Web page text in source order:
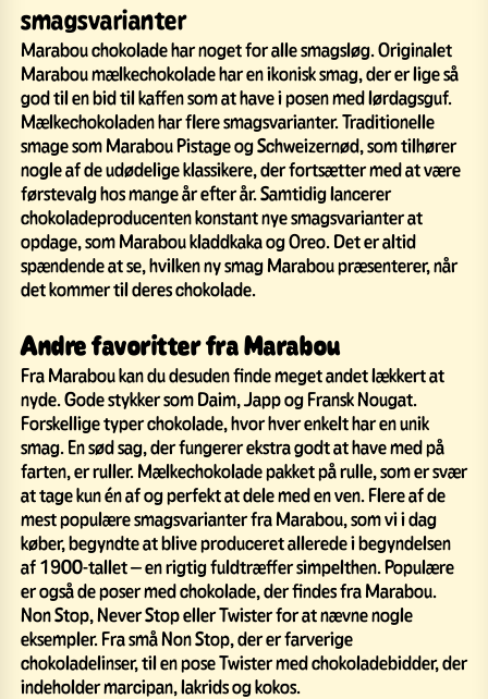
smagsvarianter
Marabou chokolade har noget for alle smagsløg. Originalet
Marabou mælkechokolade har en ikonisk smag, der er lige så
god til en bid til kaffen som at have i posen med lørdagsguf.
Mælkechokoladen har flere smagsvarianter. Traditionelle
smage som Marabou Pistage og Schweizernød, som tilhører
nogle af de udødelige klassikere, der fortsætter med at være
førstevalg hos mange år efter år. Samtidig lancerer
chokoladeproducenten konstant nye smagsvarianter at
opdage, som Marabou kladdkaka og Oreo. Det er altid
spændende at se, hvilken ny smag Marabou præsenterer, når
det kommer til deres chokolade.
Andre favoritter fra Marabou
Fra Marabou kan du desuden finde meget andet lækkert at
nyde. Gode stykker som Daim, Japp og Fransk Nougat.
Forskellige typer chokolade, hvor hver enkelt har en unik
smag. En sød sag, der fungerer ekstra godt at have med på
farten, er ruller. Mælkechokolade pakket på rulle, som er svær
at tage kun én af og perfekt at dele med en ven. Flere af de
mest populære smagsvarianter fra Marabou, som vi i dag
køber, begyndte at blive produceret allerede i begyndelsen
af 1900-tallet – en rigtig fuldtræffer simpelthen. Populære
er også de poser med chokolade, der findes fra Marabou.
Non Stop, Never Stop eller Twister for at nævne nogle
eksempler. Fra små Non Stop, der er farverige
chokoladelinser, til en pose Twister med chokoladebidder, der
indeholder marcipan, lakrids og kokos.